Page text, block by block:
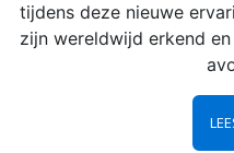
tijdens deze nieuwe
zijn wereldwijd erkend